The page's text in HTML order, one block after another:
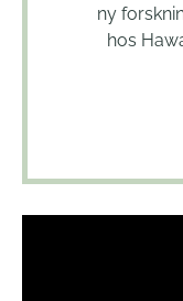
ny
hos